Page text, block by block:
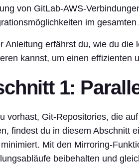
von GitLab-AWS-
im gesamten
Anleitung erfährst du, wie du
kannst, um einen effizienten
1:
vorhast, Git-Repositories, die
findest du in diesem Abschnitt
Mit den Mirroring-
beibehalten und